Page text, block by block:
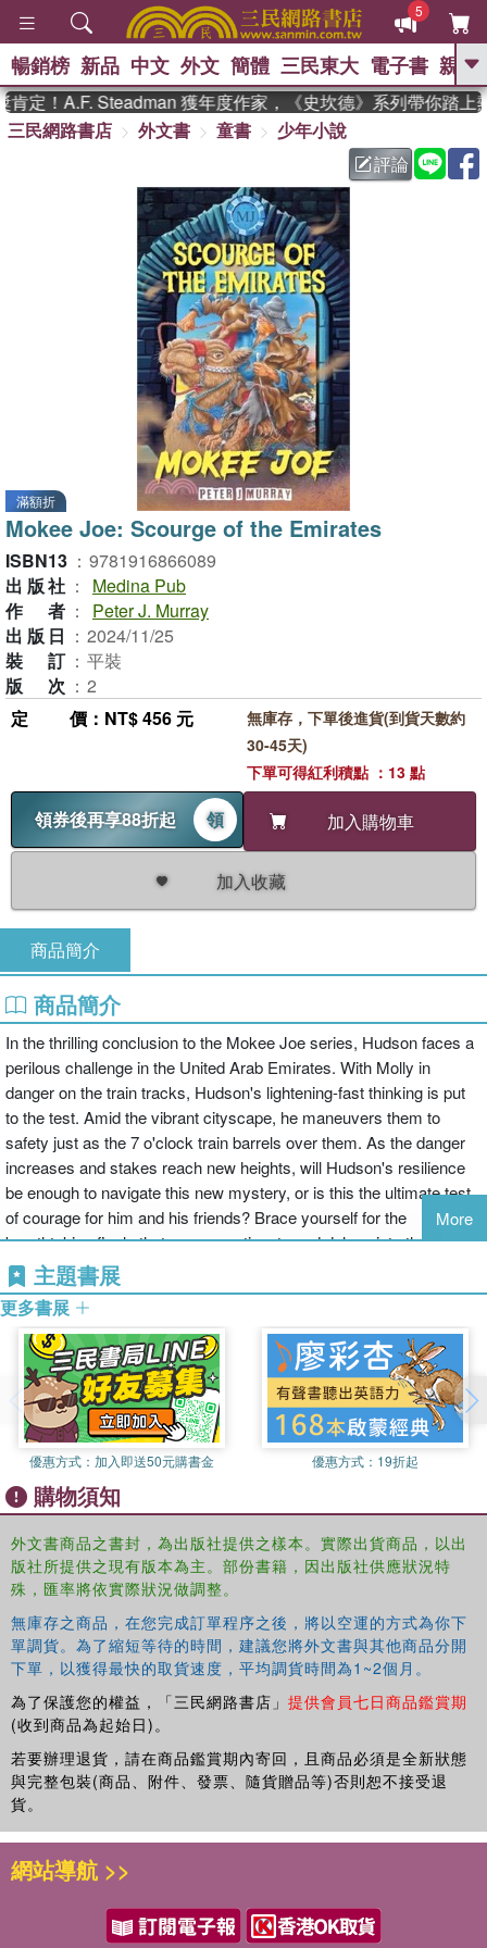
5
GO
熱搜： 東野圭吾 、
父親節 、 如果歷
暑期推薦 、 國際布克
獎 臺灣漫遊錄 、 方念華
登輝時代 、 數學女孩：黎曼猜想
偉大的迷走神經
暢銷榜 新品 中文 外文 簡體 三民東大 電子書 親子
定！A.F. Steadman 獲年度作家，《史坎德》系列帶你踏上
三民網路書店
外文書 童書
少年小說
評論
滿額折
Mokee Joe: Scourge of the Emirates
ISBN13 ： 9781916866089
出版社 ：
Medina Pub
作者 ：
Peter J. Murray
出版日 ： 2024/11/25
裝訂 ： 平裝
版次 ： 2
定價 ：NT$ 456 元
領券後再享88折起 領 加入購物車
加入收藏
無庫存，下單後進貨(到貨天數約
30-45天)
下單可得紅利積點 ：13 點
商品簡介
商品簡介
In the thrilling conclusion to the Mokee Joe series, Hudson faces a
perilous challenge in the United Arab Emirates. With Molly in
danger on the train tracks, Hudson's lightening-fast thinking is put
to the test. Amid the vibrant cityscape, he maneuvers them to
safety just as the 7 o'clock train barrels over them. As the danger
increases and stakes reach new heights, will Hudson's resilience
be enough to navigate this new mystery, or is this the ultimate test
of courage for him and his friends? Brace yourself for the
breathtaking finale that spans continents and delves into the heart
of adventure.
More
主題書展
更多書展
優惠方式： 加入即送50元購書金 優惠方式： 19折起
購物須知
外文書商品之書封，為出版社提供之樣本。實際出貨商品，以出
版社所提供之現有版本為主。部份書籍，因出版社供應狀況特
殊，匯率將依實際狀況做調整。
無庫存之商品，在您完成訂單程序之後，將以空運的方式為你下
單調貨。為了縮短等待的時間，建議您將外文書與其他商品分開
下單，以獲得最快的取貨速度，平均調貨時間為1~2個月。
為了保護您的權益，「三民網路書店」 提供會員七日商品鑑賞期
(收到商品為起始日)。
若要辦理退貨，請在商品鑑賞期內寄回，且商品必須是全新狀態
與完整包裝(商品、附件、發票、隨貨贈品等)否則恕不接受退
貨。
網站導航 >>